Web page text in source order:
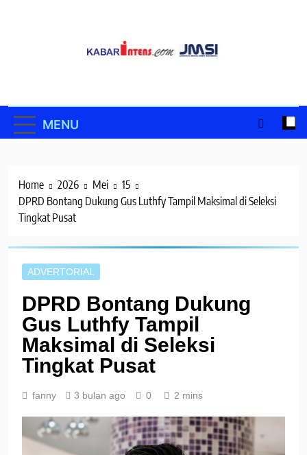
MENU
Home 2026 Mei
15
DPRD Bontang Dukung Gus Luthfy Tampil Maksimal di Seleksi
Tingkat Pusat
ADVERTORIAL
DPRD Bontang Dukung
Gus Luthfy Tampil
Maksimal di Seleksi
Tingkat Pusat
fanny 3 bulan ago 0 2 mins